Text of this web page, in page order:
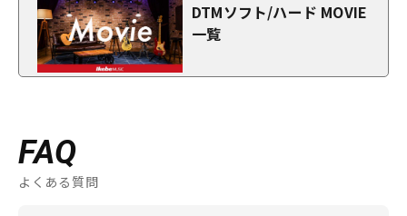
DTMソフト/ハード MOVIE
一覧
FAQ
よくある質問